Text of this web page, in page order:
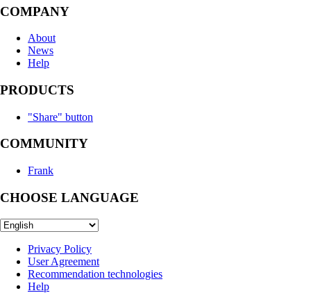
COMPANY
About
News
Help
PRODUCTS
"Share" button
COMMUNITY
Frank
CHOOSE LANGUAGE
Privacy Policy
User Agreement
Recommendation technologies
Help